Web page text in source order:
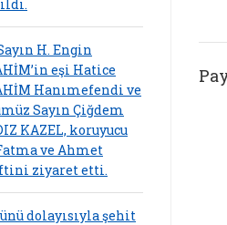
H. Engin
eşi Hatice
Hanımefendi ve
Sayın Çiğdem
KAZEL, koruyucu
ve Ahmet
ziyaret etti.
dolayısıyla şehit